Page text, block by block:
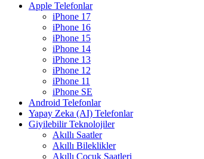
Apple Telefonlar
iPhone 17
iPhone 16
iPhone 15
iPhone 14
iPhone 13
iPhone 12
iPhone 11
iPhone SE
Android Telefonlar
Yapay Zeka (AI) Telefonlar
Giyilebilir Teknolojiler
Akıllı Saatler
Akıllı Bileklikler
Akıllı Çocuk Saatleri